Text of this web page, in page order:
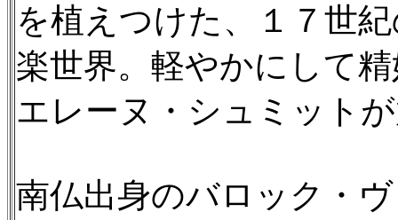
を植えつけた、１７世
楽世界。軽やかにして
エレーヌ・シュミット
南仏出身のバロック・